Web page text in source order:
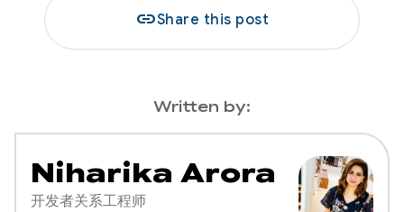
linkShare this post
Written by:
Niharika Arora
开发者关系工程师